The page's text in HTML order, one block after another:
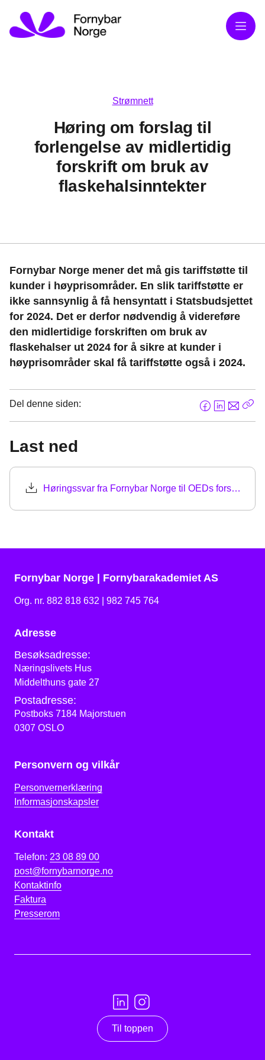
Meny
Strømnett
Høring om forslag til
forlengelse av midlertidig
forskrift om bruk av
flaskehalsinntekter
Fornybar Norge mener det må gis tariffstøtte til
kunder i høyprisområder. En slik tariffstøtte er
ikke sannsynlig å få hensyntatt i Statsbudsjettet
for 2024. Det er derfor nødvendig å videreføre
den midlertidige forskriften om bruk av
flaskehalser ut 2024 for å sikre at kunder i
høyprisområder skal få tariffstøtte også i 2024.
Del denne siden:
F
b
o
k
L
e
d
n
E
s
Last ned
Høringssvar fra Fornybar Norge til OEDs forslag om forlengelse av midlertidig forskrift om bruk av flaskehalsinntekter (1).pdf
Fornybar Norge | Fornybarakademiet AS
Org. nr. 882 818 632 | 982 745 764
Adresse
Besøksadresse:
Næringslivets Hus
Middelthuns gate 27
Postadresse:
Postboks 7184 Majorstuen
0307 OSLO
Personvern og vilkår
Personvernerklæring
Informasjonskapsler
Kontakt
Telefon: 23 08 89 00
post@fornybarnorge.no
Kontaktinfo
Faktura
Presserom
Til toppen